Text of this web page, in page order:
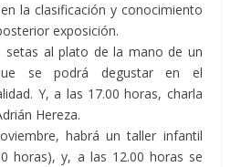
la clasificación y conocimiento
exposición.
setas al plato de la mano de un
se podrá degustar en el
Y, a las 17.00 horas, charla
Hereza.
habrá un taller infantil
horas), y, a las 12.00 horas se